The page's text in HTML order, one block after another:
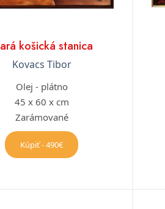
košická stanica
Kovacs Tibor
Olej - plátno
45 x 60 x cm
Zarámované
Kúpiť - 490€